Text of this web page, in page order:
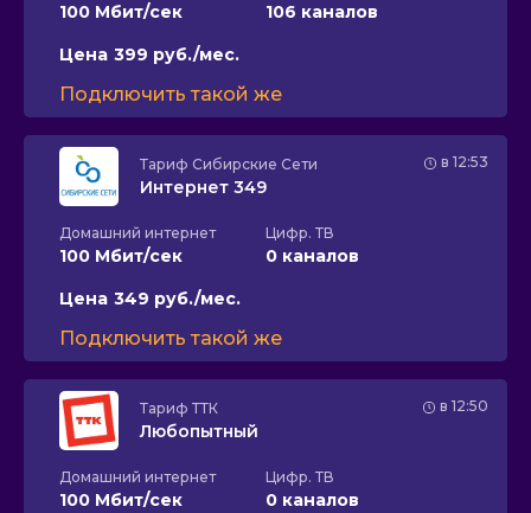
100 Мбит/сек
106 каналов
Цена 399 руб./мес.
Подключить такой же
в 12:53
Тариф Сибирские Сети
Интернет 349
Домашний интернет
100 Мбит/сек
Цифр. ТВ
0 каналов
Цена 349 руб./мес.
Подключить такой же
в 12:50
Тариф ТТК
Любопытный
Домашний интернет
100 Мбит/сек
Цифр. ТВ
0 каналов